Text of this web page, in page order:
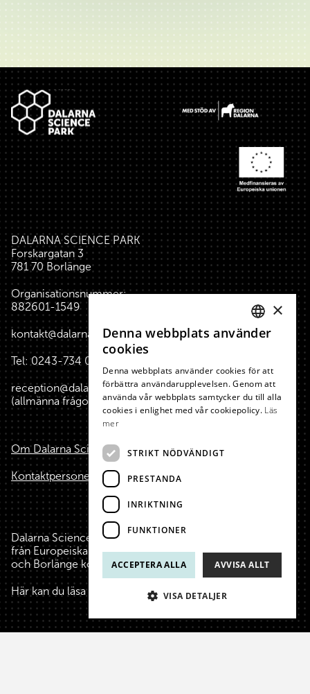
Sidfot
DALARNA SCIENCE PARK
Forskargatan 3
781 70 Borlänge
Organisationsnummer:
882601-1549
kontakt@dalarnasciencepark.se
Tel:0243-734 00
reception@dalarnasciencepark.se
(allmänna frågor, konferens m.m.)
Om Dalarna Science Park
Kontaktpersoner
Dalarna Science Park är finansierat med hjälp av medel
från Europeiska Unionen, Region Dalarna, Falu kommun
och Borlänge kommun.
Här kan du läsa mer om oss, våra finansiärer och stiftare.
SWEDISH
×
Denna webbplats använder
cookies
Denna webbplats använder cookies för att
förbättra användarupplevelsen. Genom att
använda vår webbplats samtycker du till alla
cookies i enlighet med vår cookiepolicy. Läs
mer
STRIKT NÖDVÄNDIGT
PRESTANDA
INRIKTNING
FUNKTIONER
ACCEPTERA ALLA AVVISA ALLT
VISA DETALJER